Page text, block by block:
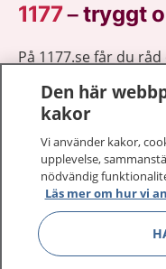
1177–tryggt
På 1177.se får du
Logga in för att läsa
vårdärenden. Ring
sjukvårdsrådgivning
1177 ger dig råd
Den här
kakor
Vi använder kakor,
upplevelse,
nödvändig
Läs mer om hur vi